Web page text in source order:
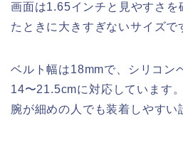
画面は1.65インチと見やすさを
たときに大きすぎないサイズで
ベルト幅は18mmで、シリコン
14〜21.5cmに対応しています。
腕が細めの人でも装着しやすい